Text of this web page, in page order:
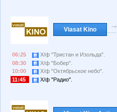
Viasat Kino
06:25
Х/ф "Тристан и Изольда".
08:30
Х/ф "Бобер".
10:00
Х/ф "Октябрьское небо".
11:45
Х/ф "Радио".